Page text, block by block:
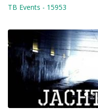
TB Events - 15953